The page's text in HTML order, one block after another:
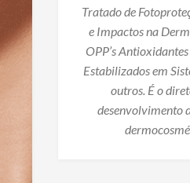
Tratado de
e Impactos na
OPP’s
Estabilizados em
outros. É o
desenvolvimento